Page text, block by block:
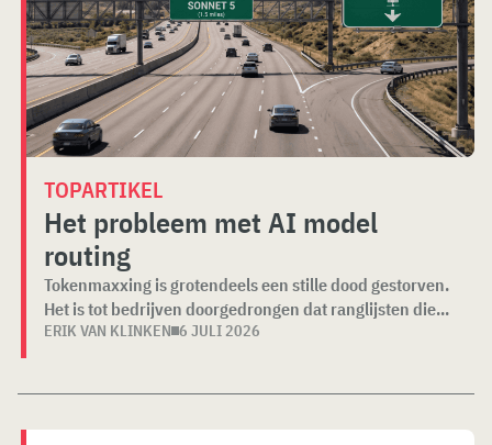
TOPARTIKEL
Het probleem met AI model
routing
Tokenmaxxing is grotendeels een stille dood gestorven.
Het is tot bedrijven doorgedrongen dat ranglijsten die...
ERIK VAN KLINKEN 6 JULI 2026